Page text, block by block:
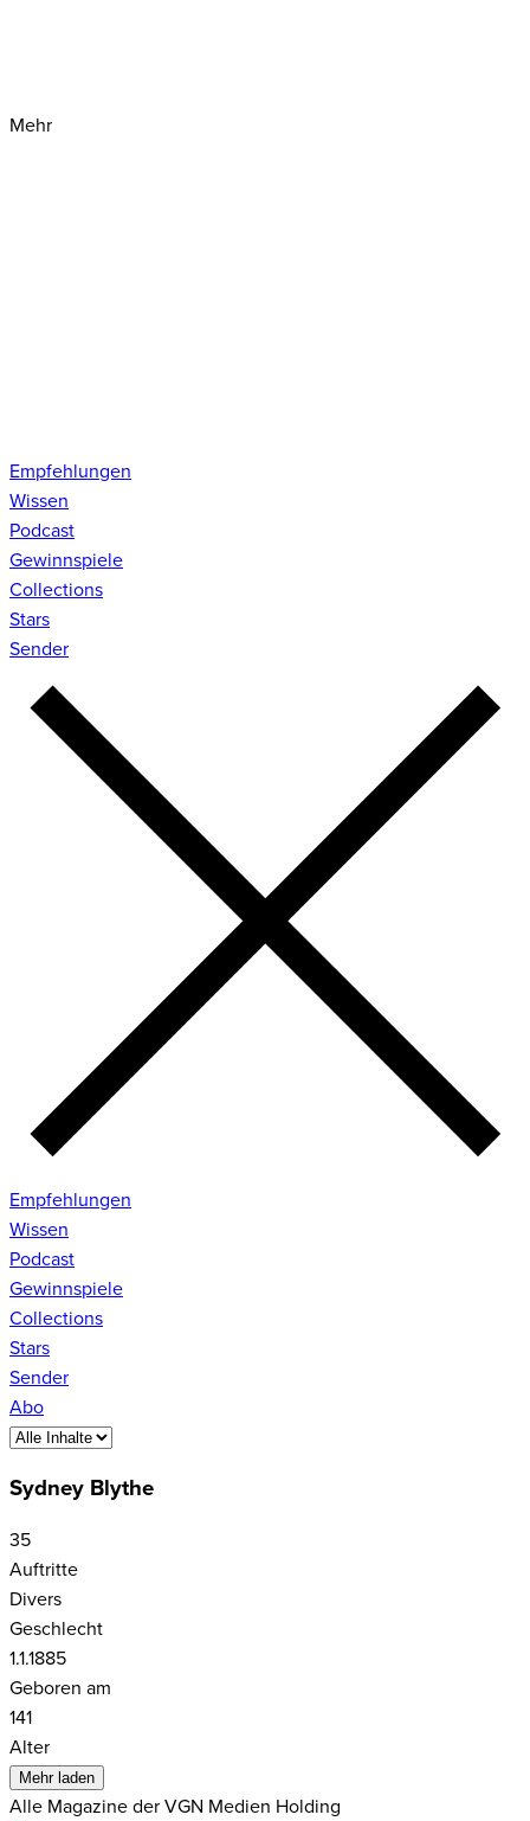
Mehr
Empfehlungen
Wissen
Podcast
Gewinnspiele
Collections
Stars
Sender
Empfehlungen
Wissen
Podcast
Gewinnspiele
Collections
Stars
Sender
Abo
Sydney Blythe
35
Auftritte
Divers
Geschlecht
1.1.1885
Geboren am
141
Alter
Mehr laden
Alle Magazine der VGN Medien Holding